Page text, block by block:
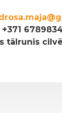
+371
tālrunis